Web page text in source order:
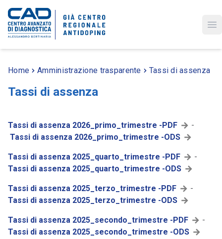
Home Amministrazione trasparente Tassi di assenza
Tassi di assenza
Tassi di assenza 2026_primo_trimestre -PDF
-
Tassi di assenza 2026_primo_trimestre -ODS
Tassi di assenza 2025_quarto_trimestre -PDF
-
Tassi di assenza 2025_quarto_trimestre -ODS
Tassi di assenza 2025_terzo_trimestre -PDF
-
Tassi di assenza 2025_terzo_trimestre -ODS
Tassi di assenza 2025_secondo_trimestre -PDF
-
Tassi di assenza 2025_secondo_trimestre -ODS